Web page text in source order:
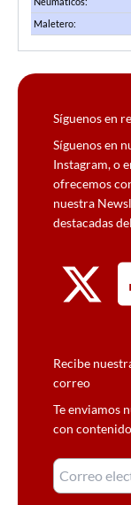
Maletero:
Síguenos en
Síguenos en
Instagram, o
ofrecemos
nuestra
destacadas
Recibe
correo
Te enviamos
con